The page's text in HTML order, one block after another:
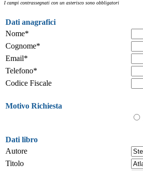
I campi contrassegnati con un asterisco sono obbligatori
Dati anagrafici
Nome*
Cognome*
Email*
Telefono*
Codice Fiscale
Motivo Richiesta
Dati libro
Autore
Titolo